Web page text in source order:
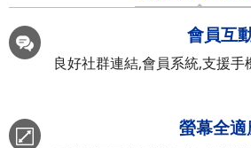
會員互
良好社群連結,會員系統,支援手
螢幕全適